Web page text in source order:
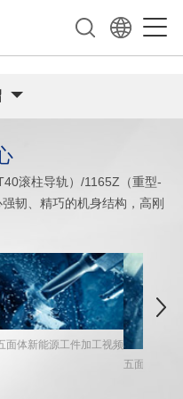
滚柱导轨 ） /1165Z（重型-
韧、精巧的机身结构，高刚
面体新能源工件加工视频
五面体加工